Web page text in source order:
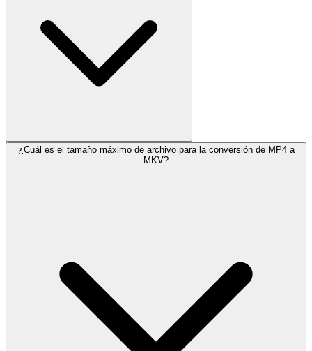
¿Cuál es el tamaño máximo de archivo para la conversión de MP4 a
MKV?